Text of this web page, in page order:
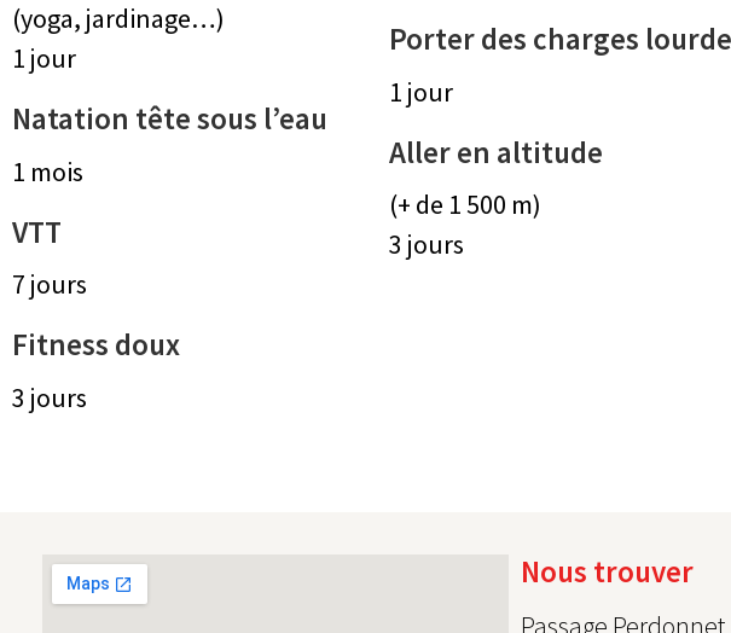
(yoga, jardinage…)
1 jour
Natation tête sous l’eau
1 mois
VTT
7 jours
Fitness doux
3 jours
Porter des charges
1 jour
Aller en altitude
(+ de 1 500 m)
3 jours
Nous trouver
Passage